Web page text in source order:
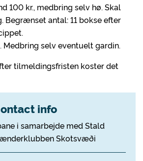
100 kr., medbring selv hø. Skal
Begrænset antal: 11 bokse efter
Medbring selv eventuelt gardin.
tilmeldingsfristen koster det
info
i samarbejde med Stald
Skotsvæði